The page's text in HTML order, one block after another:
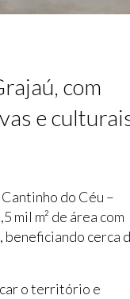
com
e
do Céu –
mil m² de área com
beneficiando cerca
o território e